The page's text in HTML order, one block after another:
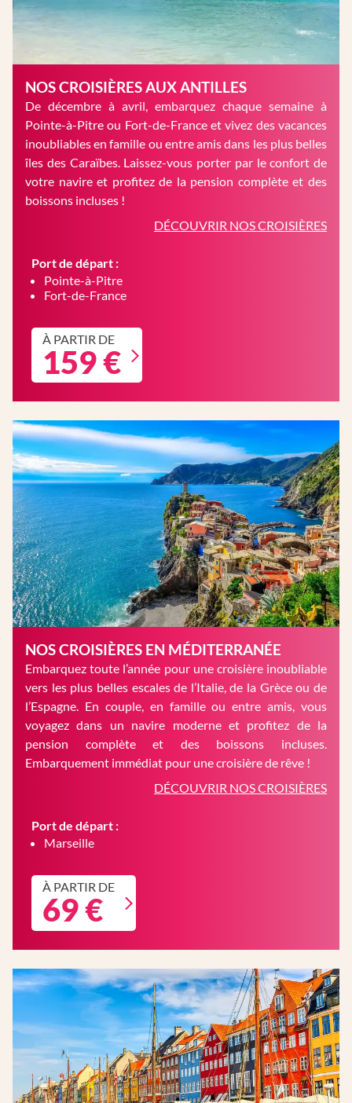
NOS CROISIÈRES AUX ANTILLES
De décembre à avril, embarquez chaque semaine à
Pointe-à-Pitre ou Fort-de-France et vivez des vacances
inoubliables en famille ou entre amis dans les plus belles
îles des Caraïbes. Laissez-vous porter par le confort de
votre navire et profitez de la pension complète et des
boissons incluses !
DÉCOUVRIR NOS CROISIÈRES
Port de départ :
Pointe-à-Pitre
Fort-de-France
À PARTIR DE
159 €
NOS CROISIÈRES EN MÉDITERRANÉE
Embarquez toute l’année pour une croisière inoubliable
vers les plus belles escales de l’Italie, de la Grèce ou de
l’Espagne. En couple, en famille ou entre amis, vous
voyagez dans un navire moderne et profitez de la
pension complète et des boissons incluses.
Embarquement immédiat pour une croisière de rêve !
DÉCOUVRIR NOS CROISIÈRES
Port de départ :
Marseille
À PARTIR DE
69 €